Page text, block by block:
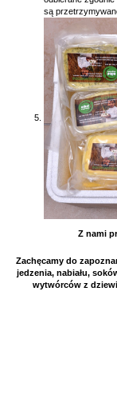
są
Z nami
Zachęcamy do
jedzenia, nabiału,
wytwórców z